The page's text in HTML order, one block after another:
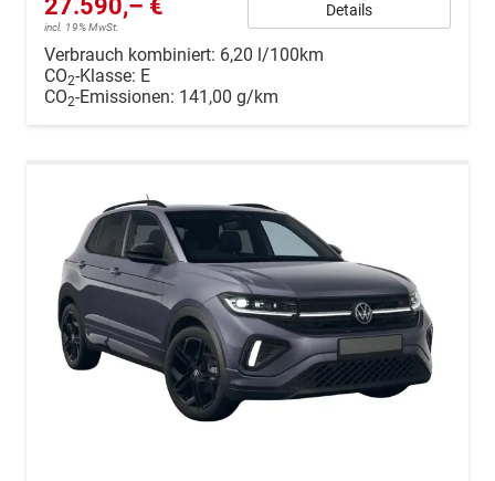
27.590,– €
incl. 19% MwSt.
Details
Verbrauch kombiniert: 6,20 l/100km
CO2-Klasse: E
CO2-Emissionen: 141,00 g/km